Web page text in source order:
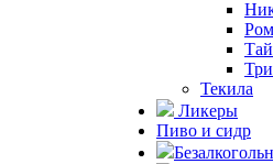
Текила
Ликеры
Пиво и сидр